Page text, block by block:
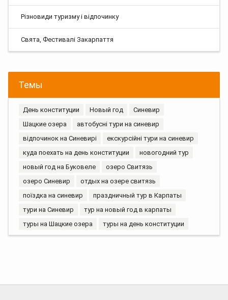
Різновиди туризму і відпочинку
Свята, Фестивалі Закарпаття
Темы
День конституции Новый год
Синевир
Шацкие озера
автобусні тури на синевир
відпочинок на Синевирі
екскурсійні тури на синевир
куда поехать на день конституции
новогодний тур
новый год на Буковеле
озеро Свитязь
озеро Синевир
отдых на озере свитязь
поїздка на синевир
праздничный тур в Карпаты
тури на Синевир
тур на новый год в карпаты
туры на Шацкие озера
туры на день конституции